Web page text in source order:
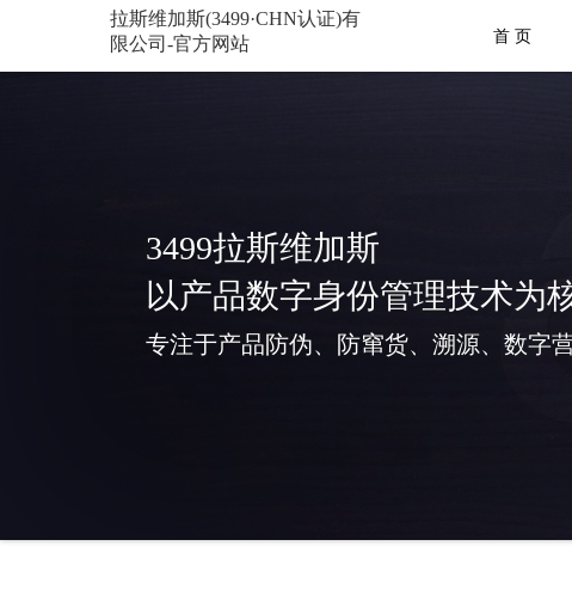
拉斯维加斯(3499·CHN认证)有
限公司-官方网站
首 页
3499拉斯维加斯
以产品数字身份管理技术为
专注于产品防伪、防窜货、溯源、数字